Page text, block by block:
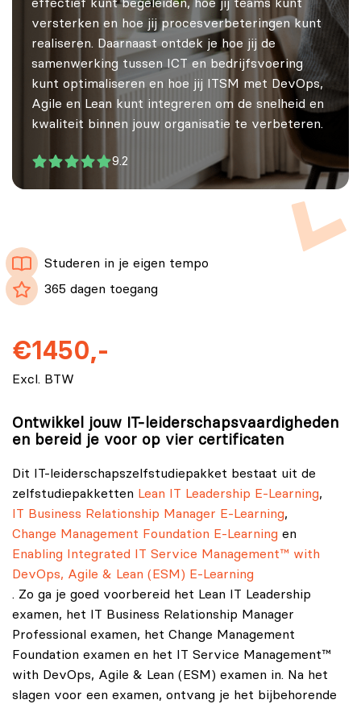
effectief kunt begeleiden, hoe jij teams kunt
versterken en hoe jij procesverbeteringen kunt
realiseren. Daarnaast ontdek je hoe jij de
samenwerking tussen ICT en bedrijfsvoering
kunt optimaliseren en hoe jij ITSM met DevOps,
Agile en Lean kunt integreren om de snelheid en
kwaliteit binnen jouw organisatie te verbeteren.
9.2
Studeren in je eigen tempo
365 dagen toegang
€1450,-
Excl. BTW
Ontwikkel jouw IT-leiderschapsvaardigheden
en bereid je voor op vier certificaten
Dit IT-leiderschapszelfstudiepakket bestaat uit de
zelfstudiepakketten Lean IT Leadership E-Learning,
IT Business Relationship Manager E-Learning,
Change Management Foundation E-Learning en
Enabling Integrated IT Service Management™ with
DevOps, Agile & Lean (ESM) E-Learning
. Zo ga je goed voorbereid het Lean IT Leadership
examen, het IT Business Relationship Manager
Professional examen, het Change Management
Foundation examen en het IT Service Management™
with DevOps, Agile & Lean (ESM) examen in. Na het
slagen voor een examen, ontvang je het bijbehorende